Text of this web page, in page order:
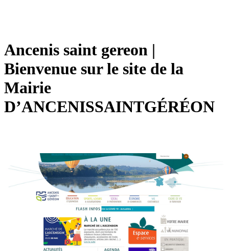
Ancenis saint gereon |
Bienvenue sur le site de la
Mairie
D’ANCENISSAINTGÉRÉON